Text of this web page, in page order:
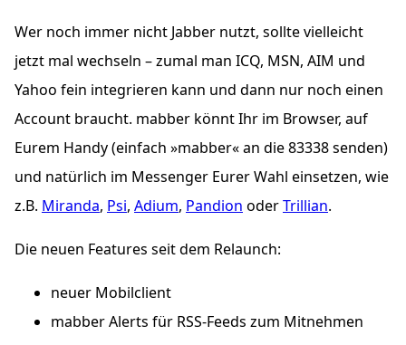
Wer noch immer nicht Jabber nutzt, sollte vielleicht
jetzt mal wechseln – zumal man ICQ, MSN, AIM und
Yahoo fein integrieren kann und dann nur noch einen
Account braucht. mabber könnt Ihr im Browser, auf
Eurem Handy (einfach »mabber« an die 83338 senden)
und natürlich im Messenger Eurer Wahl einsetzen, wie
z.B. Miranda, Psi, Adium, Pandion oderTrillian.
Die neuen Features seit dem Relaunch:
neuer Mobilclient
mabber Alerts für RSS-Feeds zum Mitnehmen